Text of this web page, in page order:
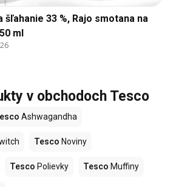
šľahanie 33 %, Rajo smotana na
ml
v obchodoch Tesco
Ashwagandha
Tesco Noviny
Tesco Polievky Tesco Muffiny